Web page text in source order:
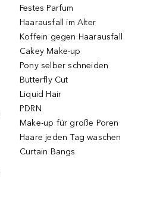
Festes Parfum
Haarausfall im Alter
Koffein gegen Haarausfall
Cakey Make-up
Pony selber schneiden
Butterfly Cut
Liquid Hair
PDRN
Make-up für große Poren
Haare jeden Tag waschen
Curtain Bangs